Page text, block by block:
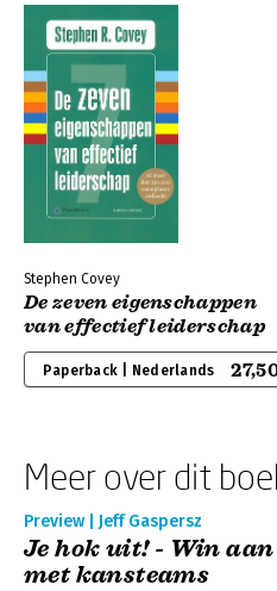
Stephen Covey
De zeven eigenschappen
van effectief leiderschap
Paperback | Nederlands
Meer over dit
Preview | Jeff Gaspersz
Je hok uit! - Win
met kansteams